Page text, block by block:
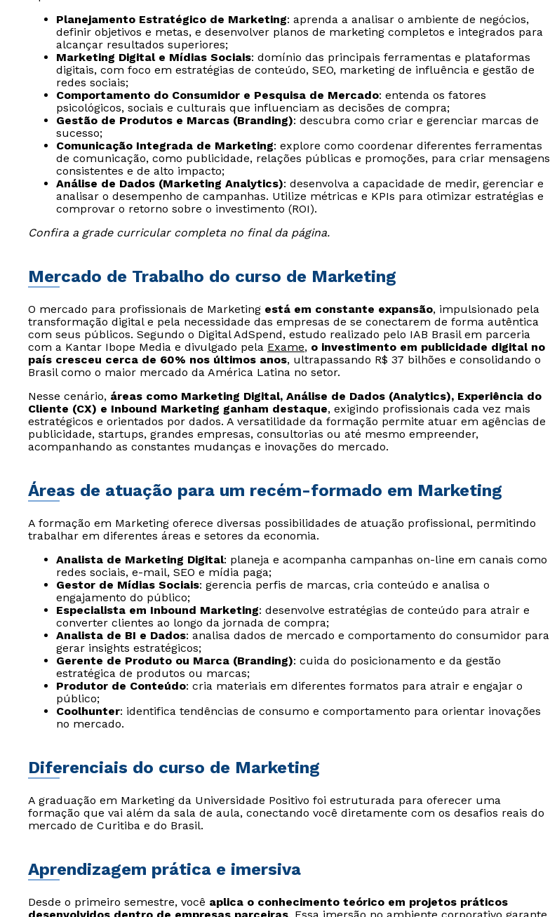
Planejamento Estratégico de Marketing: aprenda a analisar o ambiente de negócios,
definir objetivos e metas, e desenvolver planos de marketing completos e integrados para
alcançar resultados superiores;
Marketing Digital e Mídias Sociais: domínio das principais ferramentas e plataformas
digitais, com foco em estratégias de conteúdo, SEO, marketing de influência e gestão de
redes sociais;
Comportamento do Consumidor e Pesquisa de Mercado: entenda os fatores
psicológicos, sociais e culturais que influenciam as decisões de compra;
Gestão de Produtos e Marcas (Branding): descubra como criar e gerenciar marcas de
sucesso;
Comunicação Integrada de Marketing: explore como coordenar diferentes ferramentas
de comunicação, como publicidade, relações públicas e promoções, para criar mensagens
consistentes e de alto impacto;
Análise de Dados (Marketing Analytics): desenvolva a capacidade de medir, gerenciar e
analisar o desempenho de campanhas. Utilize métricas e KPIs para otimizar estratégias e
comprovar o retorno sobre o investimento (ROI).
Confira a grade curricular completa no final da página.
Mercado de Trabalho do curso de Marketing
O mercado para profissionais de Marketing está em constante expansão, impulsionado pela
transformação digital e pela necessidade das empresas de se conectarem de forma autêntica
com seus públicos. Segundo o Digital AdSpend, estudo realizado pelo IAB Brasil em parceria
com a Kantar Ibope Media e divulgado pela Exame, o investimento em publicidade digital no
país cresceu cerca de 60% nos últimos anos, ultrapassando R$ 37 bilhões e consolidando o
Brasil como o maior mercado da América Latina no setor.
Nesse cenário, áreas como Marketing Digital, Análise de Dados (Analytics), Experiência do
Cliente (CX) e Inbound Marketing ganham destaque, exigindo profissionais cada vez mais
estratégicos e orientados por dados. A versatilidade da formação permite atuar em agências de
publicidade, startups, grandes empresas, consultorias ou até mesmo empreender,
acompanhando as constantes mudanças e inovações do mercado.
Áreas de atuação para um recém-formado em Marketing
A formação em Marketing oferece diversas possibilidades de atuação profissional, permitindo
trabalhar em diferentes áreas e setores da economia.
Analista de Marketing Digital: planeja e acompanha campanhas on-line em canais como
redes sociais, e-mail, SEO e mídia paga;
Gestor de Mídias Sociais: gerencia perfis de marcas, cria conteúdo e analisa o
engajamento do público;
Especialista em Inbound Marketing: desenvolve estratégias de conteúdo para atrair e
converter clientes ao longo da jornada de compra;
Analista de BI e Dados: analisa dados de mercado e comportamento do consumidor para
gerar insights estratégicos;
Gerente de Produto ou Marca (Branding): cuida do posicionamento e da gestão
estratégica de produtos ou marcas;
Produtor de Conteúdo: cria materiais em diferentes formatos para atrair e engajar o
público;
Coolhunter: identifica tendências de consumo e comportamento para orientar inovações
no mercado.
Diferenciais do curso de Marketing
A graduação em Marketing da Universidade Positivo foi estruturada para oferecer uma
formação que vai além da sala de aula, conectando você diretamente com os desafios reais do
mercado de Curitiba e do Brasil.
Aprendizagem prática e imersiva
Desde o primeiro semestre, você aplica o conhecimento teórico em projetos práticos
WhatsApp
WhatsApp